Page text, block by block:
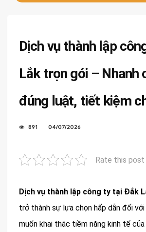
Dịch vụ thành lập
Lắk trọn gói – Nhanh
đúng luật, tiết kiệm
891 04/07/2026
Rate this post
Dịch vụ thành lập công ty tại Đắk
trở thành sự lựa chọn hấp dẫn đối
muốn khai thác tiềm năng kinh tế